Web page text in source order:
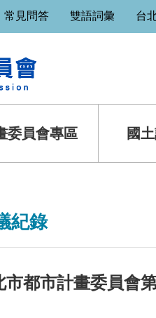
常見問答 雙語詞彙 台
委員會專區 國
紀錄
市都市計畫委員會